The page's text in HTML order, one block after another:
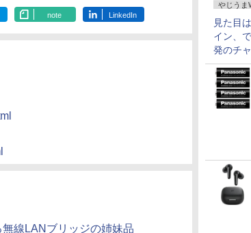
やじうま
見た目
イン、
発のチ
note LinkedIn
線LANブリッジの姉妹品